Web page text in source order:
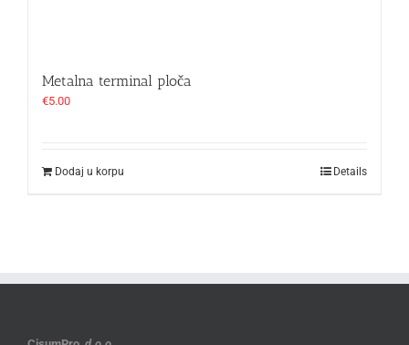
Metalna terminal ploča
€5.00
Dodaj u korpu Details